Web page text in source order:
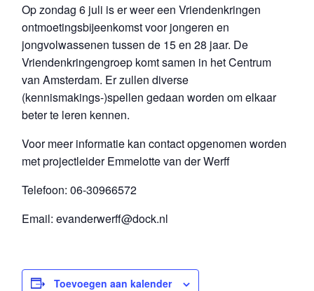
Op zondag 6 juli is er weer een Vriendenkringen
ontmoetingsbijeenkomst voor jongeren en
jongvolwassenen tussen de 15 en 28 jaar. De
Vriendenkringengroep komt samen in het Centrum
van Amsterdam. Er zullen diverse
(kennismakings-)spellen gedaan worden om elkaar
beter te leren kennen.
Voor meer informatie kan contact opgenomen worden
met projectleider Emmelotte van der Werff
Telefoon: 06-30966572
Email: evanderwerff@dock.nl
Toevoegen aan kalender